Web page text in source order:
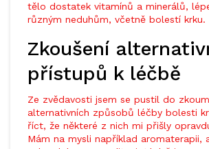
tělo dostatek vitamínů a minerálů,
různým neduhům, včetně bolestí krku.
Zkoušení
přístupů k léčbě
Ze zvědavosti jsem se pustil do
alternativních způsobů léčby bolesti
říct, že některé z nich mi přišly
Mám na mysli například aromaterapii,